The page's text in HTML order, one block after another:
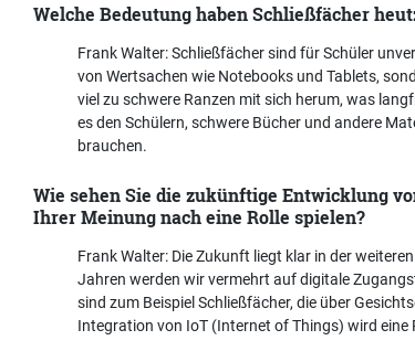
Welche Bedeutung haben Schließfächer
Frank Walter: Schließfächer sind für Schüler
von Wertsachen wie Notebooks und Tablets,
viel zu schwere Ranzen mit sich herum, was
es den Schülern, schwere Bücher und andere
brauchen.
Wie sehen Sie die zukünftige Entwicklung
Ihrer Meinung nach eine Rolle spielen?
Frank Walter: Die Zukunft liegt klar in der
Jahren werden wir vermehrt auf digitale
sind zum Beispiel Schließfächer, die über
Integration von IoT (Internet of Things) wird eine